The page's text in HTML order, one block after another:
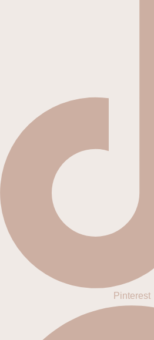
Pinterest